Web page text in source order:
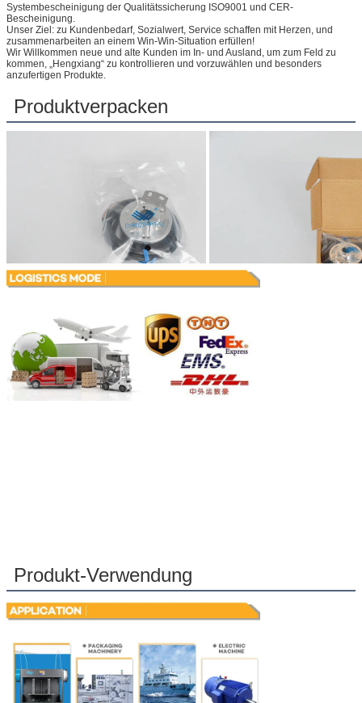
Systembescheinigung der Qualitätssicherung ISO9001 und CER-
Bescheinigung.
Unser Ziel: zu Kundenbedarf, Sozialwert, Service schaffen mit Herzen, und
zusammenarbeiten an einem Win-Win-Situation erfüllen!
Wir Willkommen neue und alte Kunden im In- und Ausland, um zum Feld zu
kommen, „Hengxiang“ zu kontrollieren und vorzuwählen und besonders
anzufertigen Produkte.
Produktverpacken
Produkt-Verwendung